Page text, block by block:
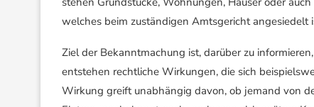
welches beim zuständigen Amtsgericht angesiedelt
Ziel der Bekanntmachung ist, darüber zu
entstehen rechtliche Wirkungen, die sich
Wirkung greift unabhängig davon, ob jemand von